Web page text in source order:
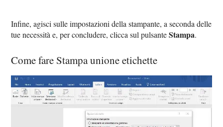
Infine, agisci sulle impostazioni della stampante, a seconda delle
tue necessità e, per concludere, clicca sul pulsanteStampa.
Come fare Stampa unione etichette